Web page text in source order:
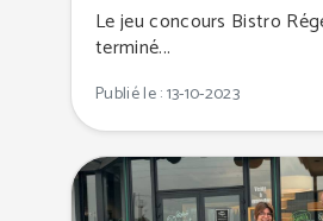
Le jeu concours Bistro
terminé...
Publié le : 13-10-2023